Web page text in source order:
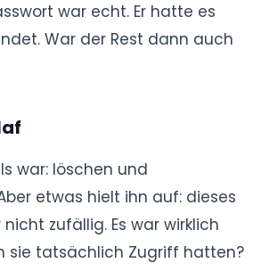
war echt. Er hatte es
War der Rest dann auch
war: löschen und
etwas hielt ihn auf: dieses
nicht zufällig. Es war wirklich
sie tatsächlich Zugriff hatten?